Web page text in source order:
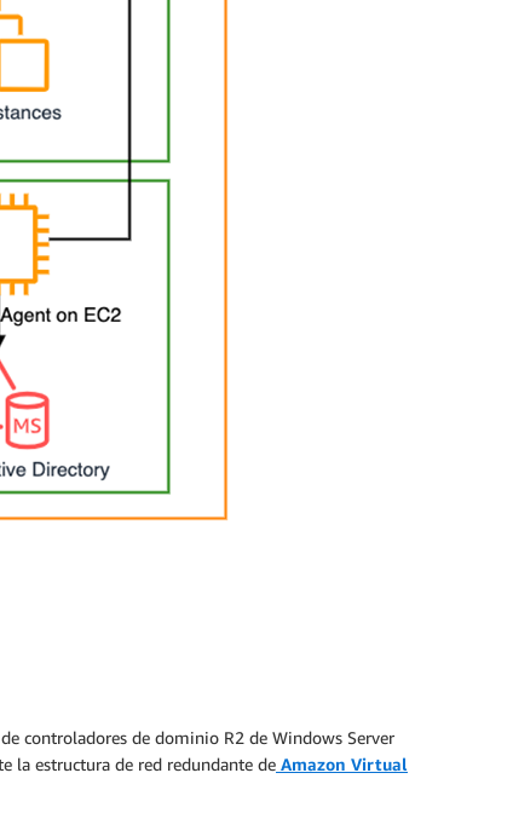
controladores de dominio R2 de Windows Server
la estructura de red redundante de Amazon Virtual